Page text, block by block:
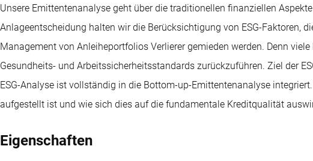
Unsere Emittentenanalyse geht über die traditionellen finanziellen
Anlageentscheidung halten wir die Berücksichtigung von ESG-Faktoren,
Management von Anleiheportfolios Verlierer gemieden werden. Denn
Gesundheits- und Arbeitssicherheitsstandards zurückzuführen. Ziel der
ESG-Analyse ist vollständig in die Bottom-up-Emittentenanalyse
aufgestellt ist und wie sich dies auf die fundamentale Kreditqualität
Eigenschaften